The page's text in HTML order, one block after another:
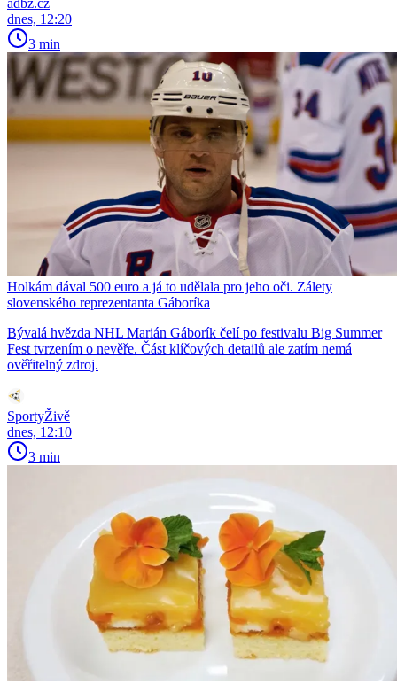
adbz.cz
dnes, 12:20
3 min
Holkám dával 500 euro a já to udělala pro jeho oči. Zálety
slovenského reprezentanta Gáboríka
Bývalá hvězda NHL Marián Gáborík čelí po festivalu Big Summer
Fest tvrzením o nevěře. Část klíčových detailů ale zatím nemá
ověřitelný zdroj.
SportyŽivě
dnes, 12:10
3 min